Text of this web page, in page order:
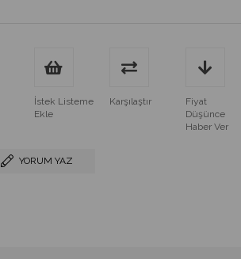
İstek Listeme
Ekle
Karşılaştır
Fiyat
Düşünce
Haber Ver
YORUM YAZ